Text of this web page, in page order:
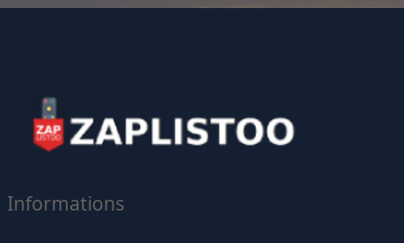
Informations